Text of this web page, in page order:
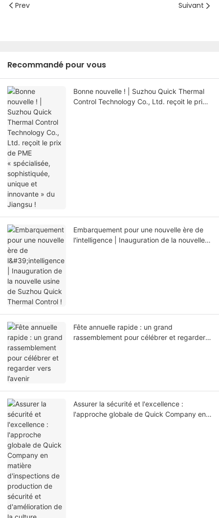
Prev Suivant
Recommandé pour vous
Bonne nouvelle ! | Suzhou Quick Thermal
Control Technology Co., Ltd. reçoit le prix
Embarquement pour une nouvelle ère de
l'intelligence | Inauguration de la nouvelle
Fête annuelle rapide : un grand
rassemblement pour célébrer et regarder
Assurer la sécurité et l'excellence :
l'approche globale de Quick Company en